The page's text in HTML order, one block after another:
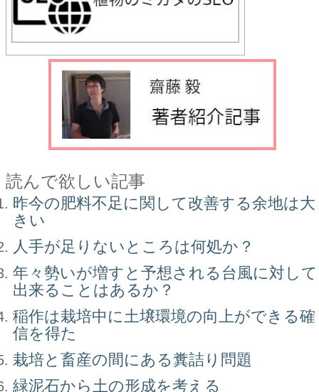
読んで欲しい記事
昨今の肥料不足に関して改善する余地は大
きい
人手が足りないところは何処か？
年々勢いが増すと予想される台風に対して
出来ることはあるか？
稲作は栽培中に土壌環境の向上ができる確
信を得た
栽培と畜産の間にある糞詰り問題
緑泥石から土の形成を考える